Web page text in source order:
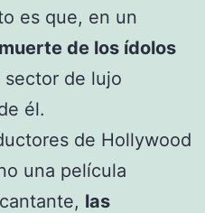
es que, en un
de los ídolos
sector de lujo
él.
de Hollywood
una película
las